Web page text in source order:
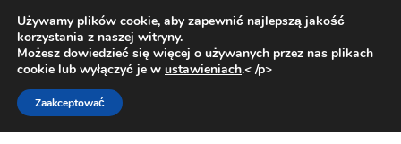
DOSTAWA od 31 zł
Pn.-pt. 9:00-16:00800 003 167
Przejdź
do
nawigacji
Przejdź
do
treści
Używamy plików cookie, aby zapewnić najlepszą jakość
korzystania z naszej witryny.
Możesz dowiedzieć się więcej o używanych przez nas plikach
cookie lub wyłączyć je w ustawieniach.< /p>
Zaakceptować